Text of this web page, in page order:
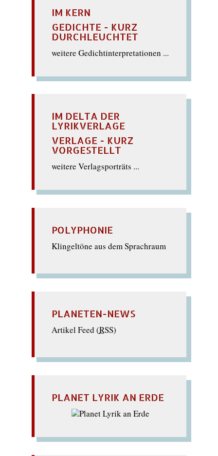
IM KERN
GEDICHTE - KURZ
DURCHLEUCHTET
weitere Gedichtinterpretationen ...
IM DELTA DER
LYRIKVERLAGE
VERLAGE - KURZ
VORGESTELLT
weitere Verlagsporträts ...
POLYPHONIE
Klingeltöne aus dem Sprachraum
PLANETEN-NEWS
Artikel Feed (RSS)
PLANET LYRIK AN ERDE